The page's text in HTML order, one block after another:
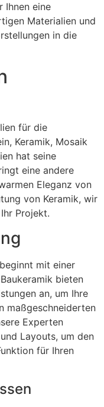
Ihnen eine
Materialien und
in die
für die
Keramik, Mosaik
hat seine
eine andere
Eleganz von
von Keramik, wir
Projekt.
mit einer
bieten
an, um Ihre
maßgeschneiderten
Experten
Layouts, um den
für Ihren